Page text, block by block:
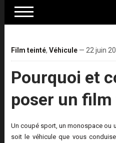
Film teinté, Véhicule— 22 juin
Pourquoi et
poser un
Un coupé sport, un monospace ou
soit le véhicule que vous